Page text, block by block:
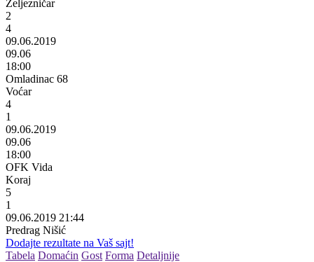
Željezničar
2
4
09.06.2019
09.06
18:00
Omladinac 68
Voćar
4
1
09.06.2019
09.06
18:00
OFK Vida
Koraj
5
1
09.06.2019 21:44
Predrag Nišić
Dodajte rezultate na Vaš sajt!
Tabela Domaćin Gost Forma Detaljnije